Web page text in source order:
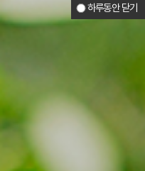
하루동안 닫기